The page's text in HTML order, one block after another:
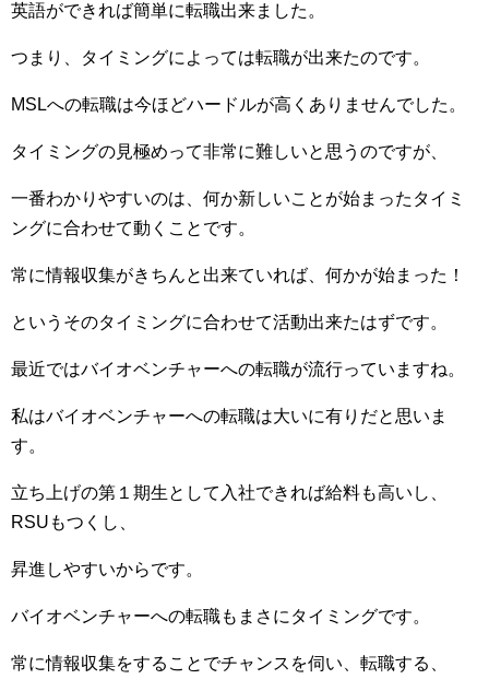
英語ができれば簡単に転職出来ました。
つまり、タイミングによっては転職が出来たのです。
MSLへの転職は今ほどハードルが高くありませんでした。
タイミングの見極めって非常に難しいと思うのですが、
一番わかりやすいのは、何か新しいことが始まったタイミ
ングに合わせて動くことです。
常に情報収集がきちんと出来ていれば、何かが始まった！
というそのタイミングに合わせて活動出来たはずです。
最近ではバイオベンチャーへの転職が流行っていますね。
私はバイオベンチャーへの転職は大いに有りだと思いま
す。
立ち上げの第１期生として入社できれば給料も高いし、
RSUもつくし、
昇進しやすいからです。
バイオベンチャーへの転職もまさにタイミングです。
常に情報収集をすることでチャンスを伺い、転職する、